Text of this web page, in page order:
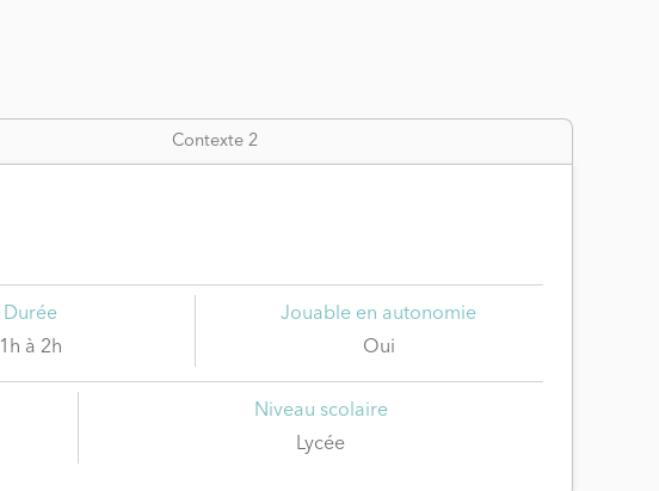
Contexte 2
Durée
1h à 2h
Jouable en autonomie
Oui
Niveau scolaire
Lycée